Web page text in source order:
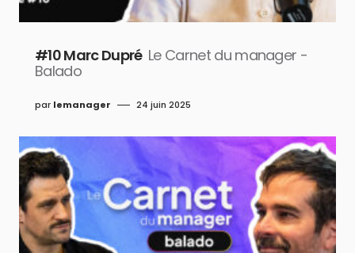
#10 Marc Dupré Le Carnet du manager -
Balado
par lemanager 24 juin 2025